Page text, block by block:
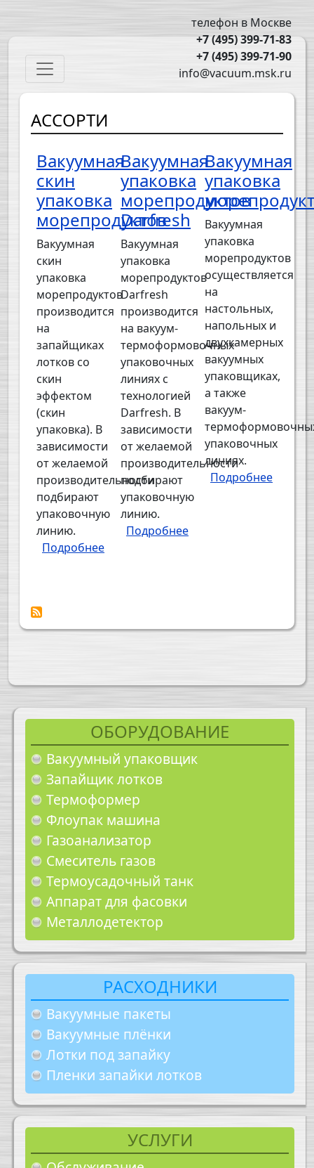
телефон в Москве
+7 (495) 399-71-83
+7 (495) 399-71-90
info@vacuum.msk.ru
ОБОРУДОВАНИЕ
Вакуумный упаковщик
Запайщик лотков
Термоформер
Флоупак машина
Газоанализатор
Смеситель газов
Термоусадочный танк
Аппарат для фасовки
Металлодетектор
РАСХОДНИКИ
Вакуумные пакеты
Вакуумные плёнки
Лотки под запайку
Пленки запайки лотков
УСЛУГИ
Main navigation
АССОРТИ
Вакуумная
скин
упаковка
морепродуктов
Вакуумная
скин
упаковка
морепродуктов
производится
на
запайщиках
лотков со
скин
эффектом
(скин
упаковка). В
зависимости
от желаемой
производительности
подбирают
упаковочную
линию.
Подробнее
Вакуумная
упаковка
морепродуктов
Darfresh
Вакуумная
упаковка
морепродуктов
Darfresh
производится
на вакуум-
термоформовочных
упаковочных
линиях с
технологией
Darfresh. В
зависимости
от желаемой
производительности
подбирают
упаковочную
линию.
Подробнее
Вакуумная
упаковка
Вакуумная
упаковка
морепродуктов
осуществляется
на
настольных,
напольных и
двухкамерных
вакуумных
упаковщиках,
а также
вакуум-
упаковочных
линиях.
Подробнее